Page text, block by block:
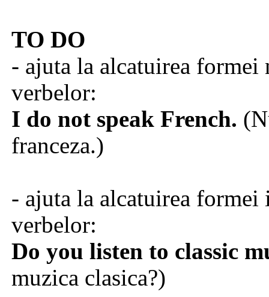
TO DO
- ajuta la alcatuirea formei
verbelor:
I do not speak French.
franceza.)
- ajuta la alcatuirea formei
verbelor:
Do you listen to classic
muzica clasica?)